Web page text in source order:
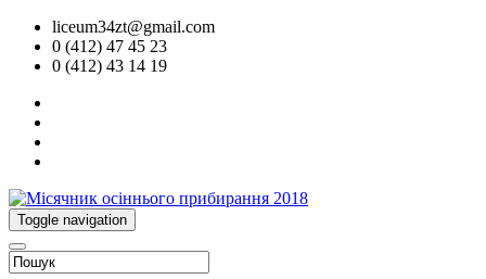
liceum34zt@gmail.com
0 (412) 47 45 23
0 (412) 43 14 19
Toggle navigation